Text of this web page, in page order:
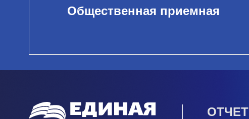
Общественная приемная